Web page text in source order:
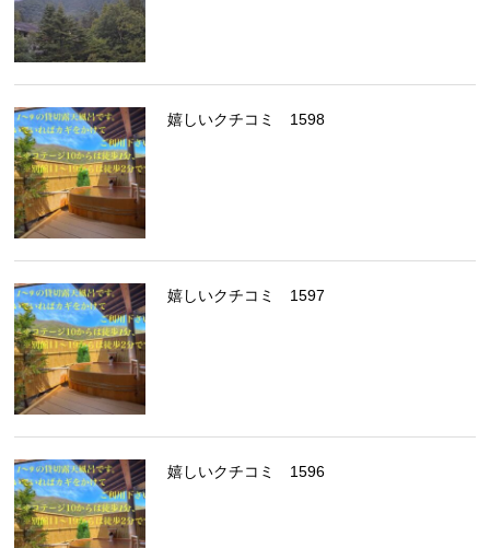
嬉しいクチコミ 1598
嬉しいクチコミ 1597
嬉しいクチコミ 1596